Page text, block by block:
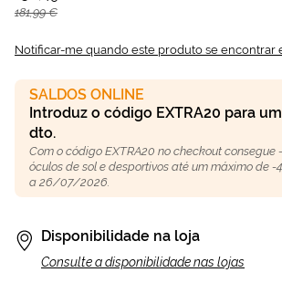
181,99 €
Notificar-me quando este produto se encontrar
SALDOS ONLINE
Introduz o código EXTRA20 para
dto.
Com o código EXTRA20 no checkout consegue
óculos de sol e desportivos até um máximo de
a 26/07/2026.
Disponibilidade na loja
Consulte a disponibilidade nas lojas